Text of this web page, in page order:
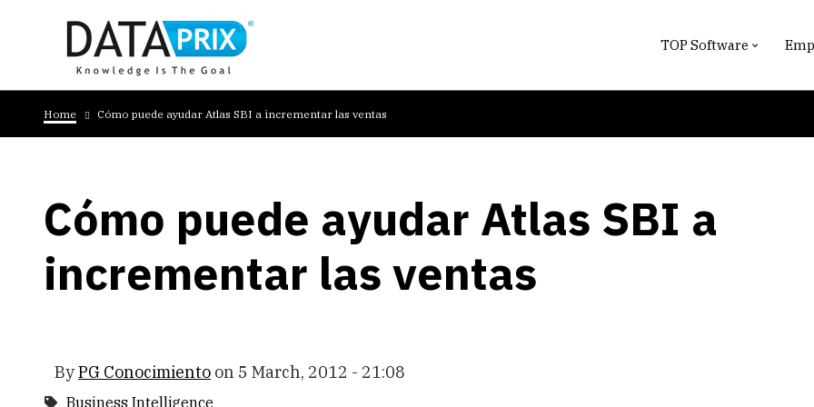
content
TOP Software
Breadcrumb
Home Cómo puede ayudar Atlas SBI a incrementar las ventas
Cómo puede ayudar Atlas SBI a
incrementar las ventas
ByPG Conocimiento on 5 March, 2012 - 21:08
Business Intelligence